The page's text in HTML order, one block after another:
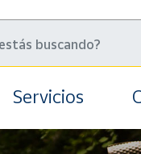
Servicios